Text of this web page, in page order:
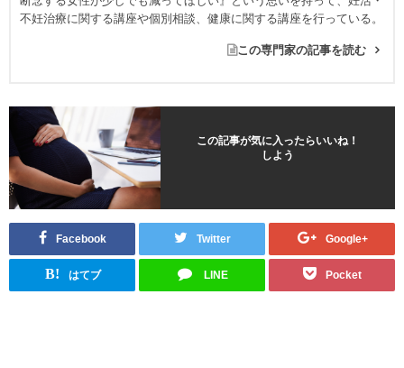
不妊治療に関する講座や個別相談、健康に関する講座を行っている。
この専門家の記事を読む
この記事が気に入ったらいいね！
しよう
Facebook Twitter Google+
B! はてブ LINE Pocket